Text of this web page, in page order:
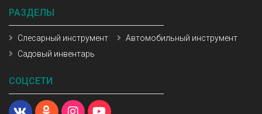
РАЗДЕЛЫ
Слесарный инструмент
Автомобильный инструмент
Садовый инвентарь
СОЦСЕТИ